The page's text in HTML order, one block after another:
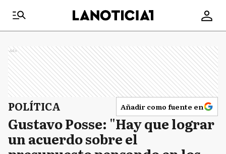
Ads
POLÍTICA Añadir como fuente en
Gustavo Posse: "Hay que lograr
un acuerdo sobre el